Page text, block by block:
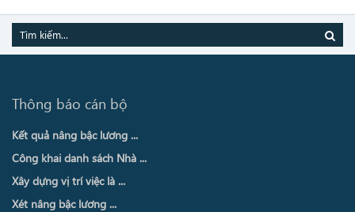
Thông báo cán bộ
Kết quả nâng bậc lương ...
Công khai danh sách Nhà ...
Xây dựng vị trí việc là ...
Xét nâng bậc lương ...